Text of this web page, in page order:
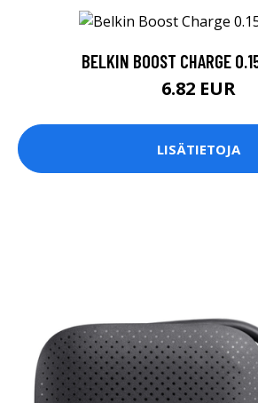
BELKIN BOOST CHARGE
6.82 EUR
LISÄTIETOJA